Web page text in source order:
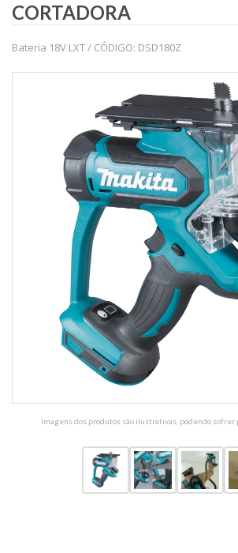
CORTADORA
Bateria 18V LXT / CÓDIGO: DSD180Z
Imagens dos produtos são ilustrativas, podendo sofrer